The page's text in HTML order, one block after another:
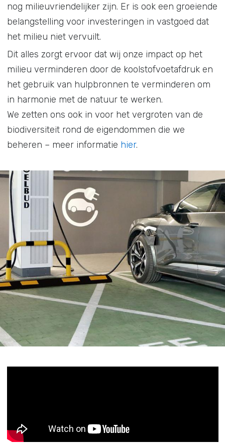
nog milieuvriendelijker zijn. Er is ook een groeiende
belangstelling voor investeringen in vastgoed dat
het milieu niet vervuilt.
Dit alles zorgt ervoor dat wij onze impact op het
milieu verminderen door de koolstofvoetafdruk en
het gebruik van hulpbronnen te verminderen om
in harmonie met de natuur te werken.
We zetten ons ook in voor het vergroten van de
biodiversiteit rond de eigendommen die we
beheren – meer informatie hier.